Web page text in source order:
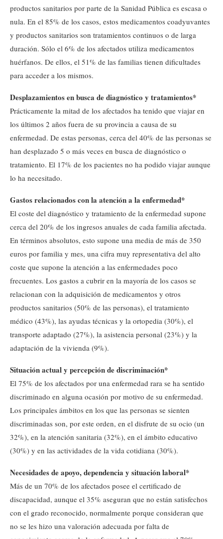
productos sanitarios por parte de la Sanidad Pública es escasa o
nula. En el 85% de los casos, estos medicamentos coadyuvantes
y productos sanitarios son tratamientos continuos o de larga
duración. Sólo el 6% de los afectados utiliza medicamentos
huérfanos. De ellos, el 51% de las familias tienen dificultades
para acceder a los mismos.
Desplazamientos en busca de diagnóstico y tratamientos*
Prácticamente la mitad de los afectados ha tenido que viajar en
los últimos 2 años fuera de su provincia a causa de su
enfermedad. De estas personas, cerca del 40% de las personas se
han desplazado 5 o más veces en busca de diagnóstico o
tratamiento. El 17% de los pacientes no ha podido viajar aunque
lo ha necesitado.
Gastos relacionados con la atención a la enfermedad*
El coste del diagnóstico y tratamiento de la enfermedad supone
cerca del 20% de los ingresos anuales de cada familia afectada.
En términos absolutos, esto supone una media de más de 350
euros por familia y mes, una cifra muy representativa del alto
coste que supone la atención a las enfermedades poco
frecuentes. Los gastos a cubrir en la mayoría de los casos se
relacionan con la adquisición de medicamentos y otros
productos sanitarios (50% de las personas), el tratamiento
médico (43%), las ayudas técnicas y la ortopedia (30%), el
transporte adaptado (27%), la asistencia personal (23%) y la
adaptación de la vivienda (9%).
Situación actual y percepción de discriminación*
El 75% de los afectados por una enfermedad rara se ha sentido
discriminado en alguna ocasión por motivo de su enfermedad.
Los principales ámbitos en los que las personas se sienten
discriminadas son, por este orden, en el disfrute de su ocio (un
32%), en la atención sanitaria (32%), en el ámbito educativo
(30%) y en las actividades de la vida cotidiana (30%).
Necesidades de apoyo, dependencia y situación laboral*
Más de un 70% de los afectados posee el certificado de
discapacidad, aunque el 35% aseguran que no están satisfechos
con el grado reconocido, normalmente porque consideran que
no se les hizo una valoración adecuada por falta de